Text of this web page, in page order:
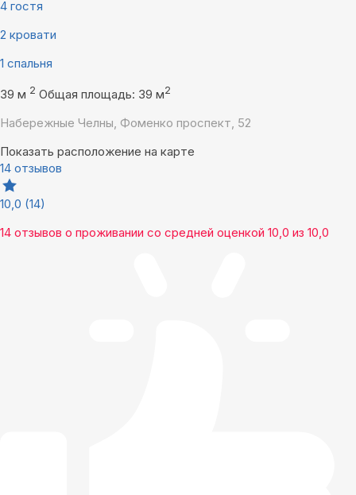
4 гостя
2 кровати
1 спальня
39 м 2 Общая площадь: 39 м2
Набережные Челны, Фоменко проспект, 52
Показать расположение на карте
14 отзывов
10,0 (14)
14 отзывов о проживании со средней оценкой 10,0 из 10,0